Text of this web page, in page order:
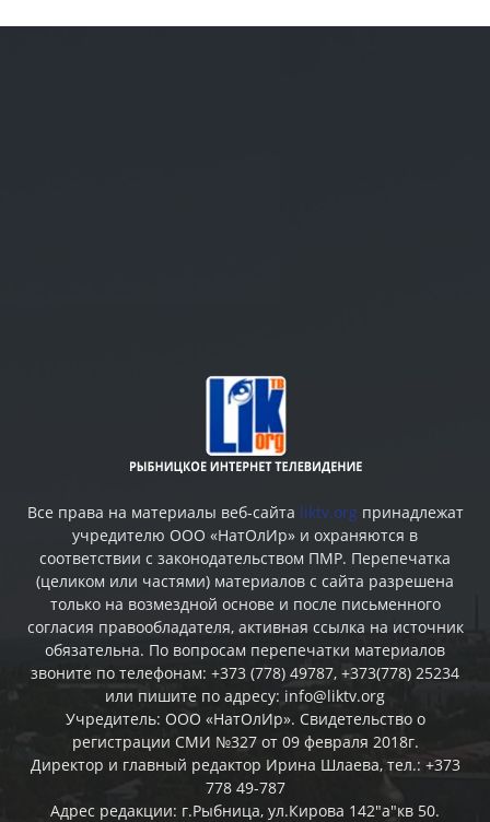
Все права на материалы веб-сайта liktv.org принадлежат
учредителю ООО «НатОлИр» и охраняются в
соответствии с законодательством ПМР. Перепечатка
(целиком или частями) материалов c сайта разрешена
только на возмездной основе и после письменного
согласия правообладателя, активная ссылка на источник
обязательна. По вопросам перепечатки материалов
звоните по телефонам: +373 (778) 49787, +373(778) 25234
или пишите по адресу: info@liktv.org
Учредитель: ООО «НатОлИр». Свидетельство о
регистрации СМИ №327 от 09 февраля 2018г.
Директор и главный редактор Ирина Шлаева, тел.: +373
778 49-787
Адрес редакции: г.Рыбница, ул.Кирова 142"а"кв 50.